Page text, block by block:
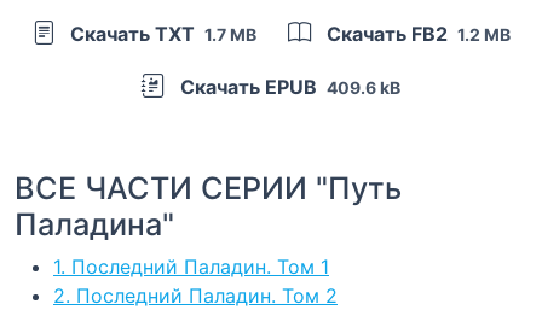
Скачать TXT 1.7 MB Скачать FB2 1.2 MB
Скачать EPUB 409.6 kB
ВСЕ ЧАСТИ СЕРИИ "Путь
Паладина"
1. Последний Паладин. Том 1
2. Последний Паладин. Том 2